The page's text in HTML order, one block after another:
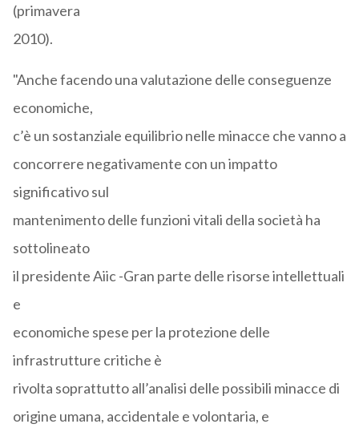
(primavera
2010).
"Anche facendo una valutazione delle conseguenze
economiche,
c’è un sostanziale equilibrio nelle minacce che vanno a
concorrere negativamente con un impatto
significativo sul
mantenimento delle funzioni vitali della società ha
sottolineato
il presidente Aiic -Gran parte delle risorse intellettuali
e
economiche spese per la protezione delle
infrastrutture critiche è
rivolta soprattutto all’analisi delle possibili minacce di
origine umana, accidentale e volontaria, e